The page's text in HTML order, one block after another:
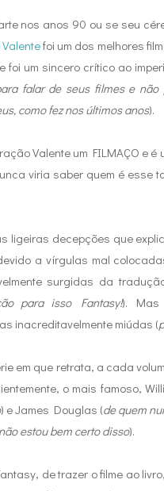
nos anos 90 ou se seu
foi um dos melhores
foi um sincero crítico ao
falar de seus filmes e
como fez nos últimos anos).
Valente um FILMAÇO e
viria saber quem é esse
ligeiras decepções que
a vírgulas mal
surgidas da
para isso Fantasy!). Mas
inacreditavelmente miúdas (
em que retrata, a cada
o mais famoso,
) e James Douglas (de quem
estou bem certo disso).
de trazer o filme ao